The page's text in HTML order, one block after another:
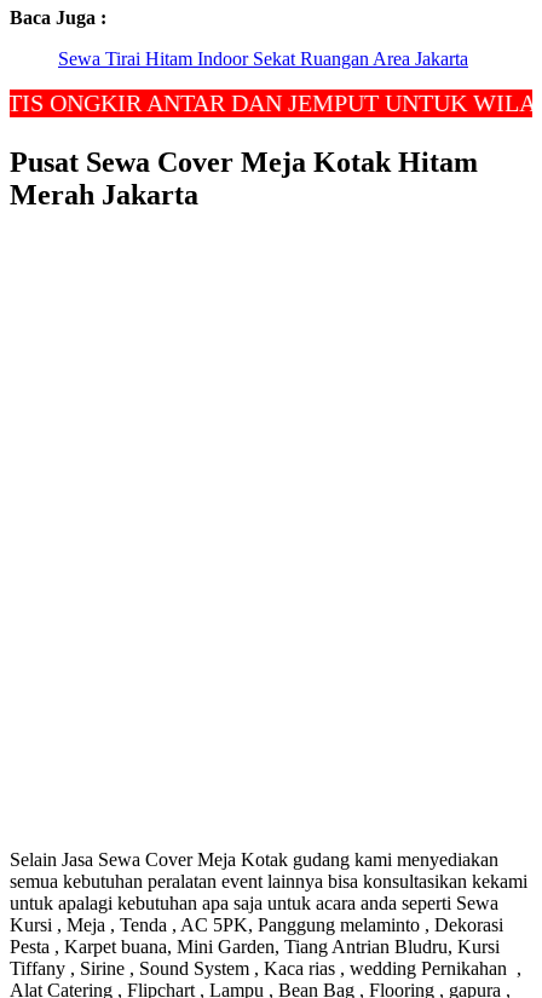
Baca Juga :
Sewa Tirai Hitam Indoor Sekat Ruangan Area Jakarta
ANTAR DAN JEMPUT UNTUK WILAYAH
Pusat Sewa Cover Meja Kotak Hitam
Merah Jakarta
Selain Jasa Sewa Cover Meja Kotak gudang kami menyediakan
semua kebutuhan peralatan event lainnya bisa konsultasikan kekami
untuk apalagi kebutuhan apa saja untuk acara anda seperti Sewa
Kursi , Meja , Tenda , AC 5PK, Panggung melaminto , Dekorasi
Pesta , Karpet buana, Mini Garden, Tiang Antrian Bludru, Kursi
Tiffany , Sirine , Sound System , Kaca rias , wedding Pernikahan ,
Alat Catering , Flipchart , Lampu , Bean Bag , Flooring , gapura ,